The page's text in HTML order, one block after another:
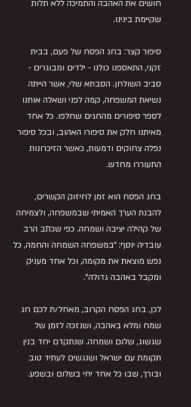
חושים את האהבה והתמיכה ללא תלות
שקיימת בינינו.
סיפור קצר: בחג הפסח של פעם, בבית
זקני, התאספנו כולנו - ילדים ומבוגרים -
סביב השולחן. הסבתא שלי, אשר הייתה
נשיאת המשפחה, קמה לפני ושאלה אותנו
לספר סיפורים מהחגים שחלפו. כל אחד
מאיתנו חלק את סיפורו האהוב, ובכל סיפור
נפלה צחוקים ודמעות, כאשר הזיכרונות
התעוררו מחדש.
בחג הפסח הוא זמן לחיזוק הקשרים,
להבנת הערך האמיתי שבמשפחה, ולצמיחה
של קהילה יציבה ושמחה. כפי שכתב הרב
עובדיה יוסף: "במשפחה השמחה והחמה, כל
נפש מוצאת את מקומה, וכל אחד מעניק
ומקבל באהבה גדולה".
לכן, בחג הפסח הקרוב, מאחל/ת לכם חג
שמח ומלא באהבה, ושנזכה לזמן של
שגשוג, שלום ושמחה. שנתקדם יחד בנין
תקומת עם ישראל ושנגשים לעתיד טוב
ובורך, שבו כל אחד יחי בשלום ובשפע.